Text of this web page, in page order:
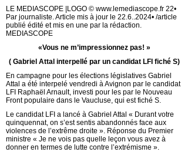
LE MEDIASCOPE |LOGO © www.lemediascope.fr 22•
Par journaliste. Article mis à jour le 22.6..2024• /article
publié édité et mis en une par la rédaction.
MEDIASCOPE
«Vous ne m’impressionnez pas! »
( Gabriel Attal interpellé par un candidat LFI fiché S)
En campagne pour les élections législatives Gabriel
Attal a été interpelé vendredi à Avignon par le candidat
LFI Raphaël Arnault, investi pour les par le Nouveau
Front populaire dans le Vaucluse, qui est fiché S.
Le candidat LFI a lancé à Gabriel Attal « Durant votre
quinquennat, on s’est sentis abandonnés face aux
violences de l’extrême droite ». Réponse du Premier
ministre « Je ne vois pas quelle leçon vous avez à
donner en termes de lutte contre l’extrémisme ».